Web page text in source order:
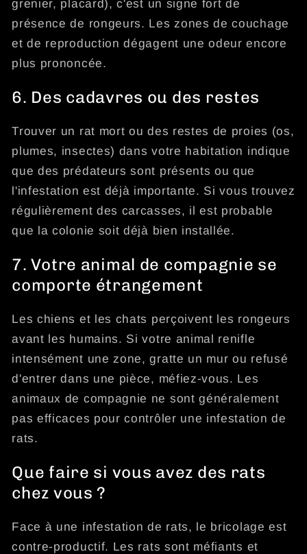
grenier, placard), c'est un signe fort de
présence de rongeurs. Les zones de couchage
et de reproduction dégagent une odeur encore
plus prononcée.
6. Des cadavres ou des restes
Trouver un rat mort ou des restes de proies (os,
plumes, insectes) dans votre habitation indique
que des prédateurs sont présents ou que
l'infestation est déjà importante. Si vous trouvez
régulièrement des carcasses, il est probable
que la colonie soit déjà bien installée.
7. Votre animal de compagnie se
comporte étrangement
Les chiens et les chats perçoivent les rongeurs
avant les humains. Si votre animal renifle
intensément une zone, gratte un mur ou refusé
d'entrer dans une pièce, méfiez-vous. Les
animaux de compagnie ne sont généralement
pas efficaces pour contrôler une infestation de
rats.
Que faire si vous avez des rats
chez vous ?
Face à une infestation de rats, le bricolage est
contre-productif. Les rats sont méfiants et